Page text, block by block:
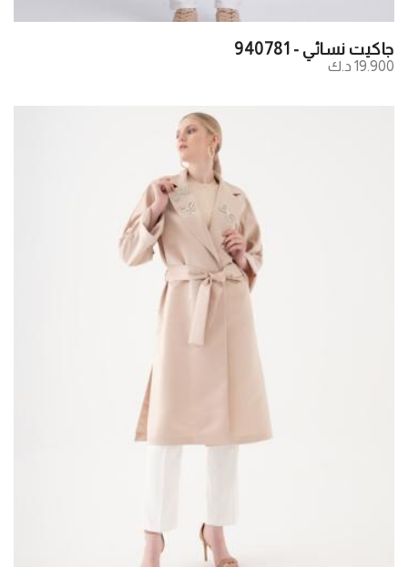
جاكيت نسائي - 940781
19.900 د.ك